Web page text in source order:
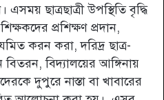
ছাত্রছাত্রী উপস্থিতি বৃদ্ধি
প্রশিক্ষণ প্রদান,
করন করা, দরিদ্র ছাত্র-
বিতরন, বিদ্যালয়ের আঙ্গিনায়
দুপুরে নাস্তা বা খাবারের